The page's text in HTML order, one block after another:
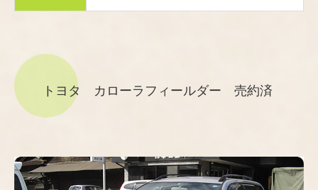
トヨタ カローラフィールダー 売約済